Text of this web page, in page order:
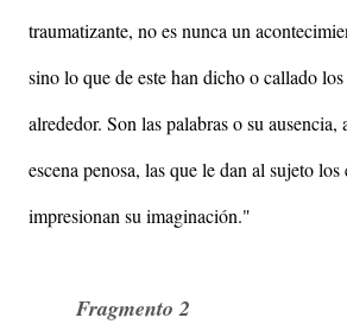
traumatizante, no es nunca un
sino lo que de este han dicho o callado los
alrededor. Son las palabras o su ausencia,
escena penosa, las que le dan al sujeto los
impresionan su imaginación."
Fragmento 2